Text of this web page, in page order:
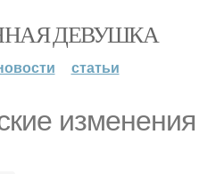
ДЕВУШКА
статьи
изменения